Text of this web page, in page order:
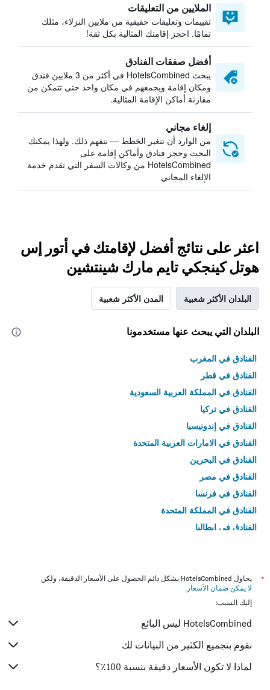
الملايين من التعليقات
تقييمات وتعليقات حقيقية من ملايين النزلاء، مثلك
تمامًا. احجز إقامتك المثالية بكل ثقة!
أفضل صفقات الفنادق
يبحث HotelsCombined في أكثر من 3 ملايين فندق
ومكان إقامة ويجمعهم في مكان واحد حتى تتمكن من
مقارنة أماكن الإقامة المثالية.
إلغاء مجاني
من الوارد أن تتغير الخطط — نتفهم ذلك. ولهذا يمكنك
البحث وحجز فنادق وأماكن إقامة على
HotelsCombined من وكالات السفر التي تقدم خدمة
الإلغاء المجاني
اعثر على نتائج أفضل لإقامتك في أتور إس
هوتل كينجكي تايم مارك شينتشين
البلدان الأكثر شعبية المدن الأكثر شعبية
البلدان التي يبحث عنها مستخدمونا
الفنادق في المغرب
الفنادق في قطر
الفنادق في المملكة العربية السعودية
الفنادق في تركيا
الفنادق في إندونيسيا
الفنادق في الامارات العربية المتحدة
الفنادق في البحرين
الفنادق في مصر
الفنادق في فرنسا
الفنادق في المملكة المتحدة
الفنادق في إيطاليا
*
يحاول HotelsCombined بشكل دائم الحصول على الأسعار الدقيقة، ولكن
لا يمكن ضمان الأسعار .
إليك السبب:
HotelsCombined ليس البائع
نقوم بتجميع الكثير من البيانات لك
لماذا لا تكون الأسعار دقيقة بنسبة 100٪؟